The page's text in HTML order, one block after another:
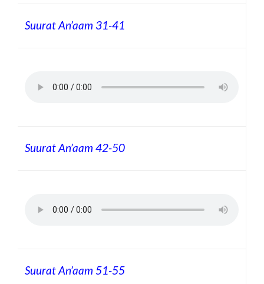
Suurat An’aam 31-41
Suurat An’aam 42-50
Suurat An’aam 51-55